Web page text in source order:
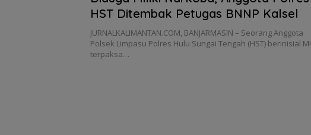
HST Ditembak Petugas BNNP Kalsel
JURNALKALIMANTAN.COM, BANJARMASIN – Seorang Anggota
Polsek Limpasu Polres Hulu Sungai Tengah (HST) berinisial MI,
terpaksa…